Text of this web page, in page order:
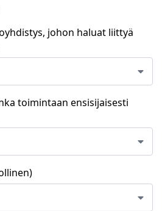
johon haluat liittyä
toimintaan ensisijaisesti